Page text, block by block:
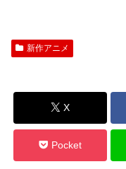
新作アニメ
X
Pocket